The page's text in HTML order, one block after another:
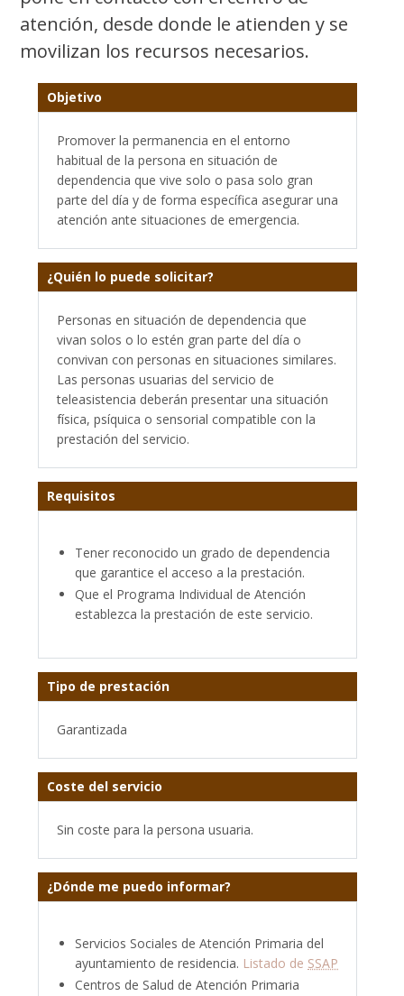
atención, desde donde le atienden y se
movilizan los recursos necesarios.
Objetivo
Promover la permanencia en el entorno
habitual de la persona en situación de
dependencia que vive solo o pasa solo gran
parte del día y de forma específica asegurar una
atención ante situaciones de emergencia.
¿Quién lo puede solicitar?
Personas en situación de dependencia que
vivan solos o lo estén gran parte del día o
convivan con personas en situaciones similares.
Las personas usuarias del servicio de
teleasistencia deberán presentar una situación
física, psíquica o sensorial compatible con la
prestación del servicio.
Requisitos
Tener reconocido un grado de dependencia
que garantice el acceso a la prestación.
Que el Programa Individual de Atención
establezca la prestación de este servicio.
Tipo de prestación
Garantizada
Coste del servicio
Sin coste para la persona usuaria.
¿Dónde me puedo informar?
Servicios Sociales de Atención Primaria del
ayuntamiento de residencia. Listado de SSAP
Centros de Salud de Atención Primaria